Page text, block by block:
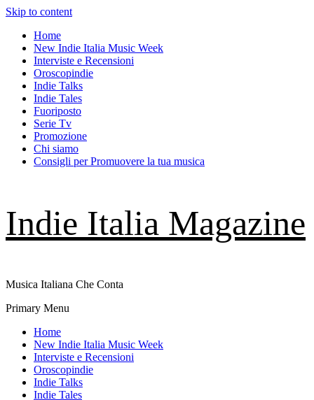
Skip to content
Home
New Indie Italia Music Week
Interviste e Recensioni
Oroscopindie
Indie Talks
Indie Tales
Fuoriposto
Serie Tv
Promozione
Chi siamo
Consigli per Promuovere la tua musica
Indie Italia Magazine
Musica Italiana Che Conta
Primary Menu
Home
New Indie Italia Music Week
Interviste e Recensioni
Oroscopindie
Indie Talks
Indie Tales